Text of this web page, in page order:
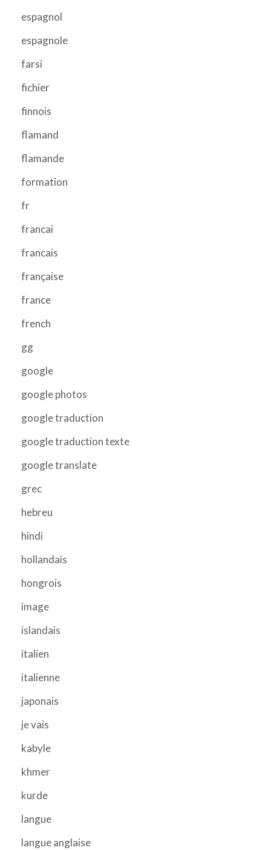
espagnol
espagnole
farsi
fichier
finnois
flamand
flamande
formation
fr
francai
francais
française
france
french
gg
google
google photos
google traduction
google traduction texte
google translate
grec
hebreu
hindi
hollandais
hongrois
image
islandais
italien
italienne
japonais
je vais
kabyle
khmer
kurde
langue
langue anglaise